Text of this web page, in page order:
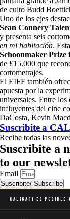
de culto Budd
Uno de los ejes
Sean Connery
y presenta seis
en mi habitación.
Schoonmaker Prize
de £15.000 que
cortometrajes.
El EIFF también
apuesta por la
universales. Entre los
influyentes del cine
DaCosta, Kevin
Suscribite a
Recibe todas las
Suscribite a
to our
Email
Suscribite/ Subscribe
Caligari es posible